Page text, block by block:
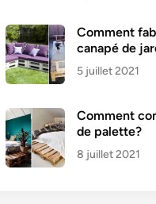
Comment
canapé de
5 juillet 2021
Comment
de palette?
8 juillet 2021